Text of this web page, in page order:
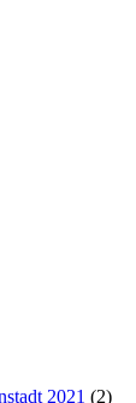
2021 (2)